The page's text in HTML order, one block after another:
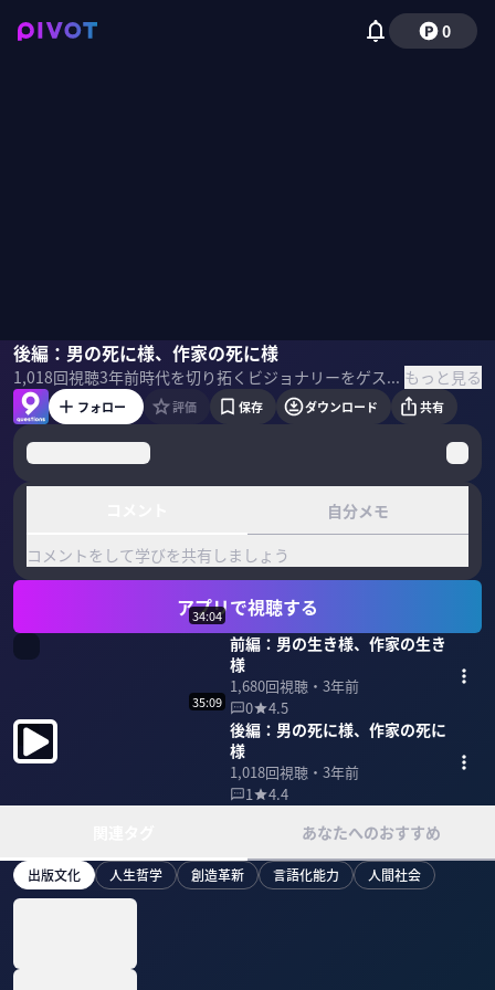
0
後編：男の死に様、作家の死に様
1,018回視聴3年前 時代を切り拓くビジョナリーをゲストに招き、 「9つの質問」でその実像と未来に向けたビジョンを解き明かす。 インタビュアーは、PIVOT CEO 佐々木紀彦とPIVOT チーフ・グローバルエディター 竹下隆一郎。 もっと見る
北方謙三佐々木紀彦
フォロー 評価 保存 ダウンロード 共有
自分メモ
コメントをして学びを共有しましょう
アプリで視聴する
34:04
前編：男の生き様、作家の生き
様
1,680回視聴・ 3年前
0
4.5
35:09
後編：男の死に様、作家の死に
様
1,018回視聴・ 3年前
1
4.4
あなたへのおすすめ
出版文化 人生哲学 創造革新 言語化能力 人間社会